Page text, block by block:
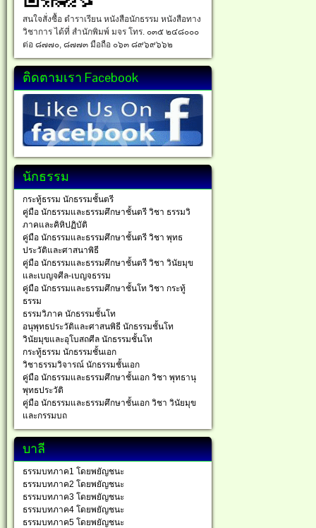
สนใจสั่งซื้อ ตำราเรียน หนังสือนักธรรม หนังสือทาง
วิชาการ ได้ที่ สำนักพิมพ์ มจร โทร. ๐๓๕ ๒๔๘๐๐๐
ต่อ ๘๗๗๐, ๘๗๗๓ มือถือ ๐๖๓ ๘๙๖๙๖๖๒
ติดตามเรา Facebook
นักธรรม
กระทู้ธรรม นักธรรมชั้นตรี
คู่มือ นักธรรมและธรรมศึกษาชั้นตรี วิชา ธรรมวิ
ภาคและคิหิปฏิบัติ
คู่มือ นักธรรมและธรรมศึกษาชั้นตรี วิชา พุทธ
ประวัติและศาสนาพิธี
คู่มือ นักธรรมและธรรมศึกษาชั้นตรี วิชา วินัยมุข
และเบญจศีล-เบญจธรรม
คู่มือ นักธรรมและธรรมศึกษาชั้นโท วิชา กระทู้
ธรรม
ธรรมวิภาค นักธรรมชั้นโท
อนุพุทธประวัติและศาสนพิธี นักธรรมชั้นโท
วินัยมุขและอุโบสถศีล นักธรรมชั้นโท
กระทู้ธรรม นักธรรมชั้นเอก
วิชาธรรมวิจารณ์ นักธรรมชั้นเอก
คู่มือ นักธรรมและธรรมศึกษาชั้นเอก วิชา พุทธานุ
พุทธประวัติ
คู่มือ นักธรรมและธรรมศึกษาชั้นเอก วิชา วินัยมุข
และกรรมบถ
บาลี
ธรรมบทภาค1 โดยพยัญชนะ
ธรรมบทภาค2 โดยพยัญชนะ
ธรรมบทภาค3 โดยพยัญชนะ
ธรรมบทภาค4 โดยพยัญชนะ
ธรรมบทภาค5 โดยพยัญชนะ